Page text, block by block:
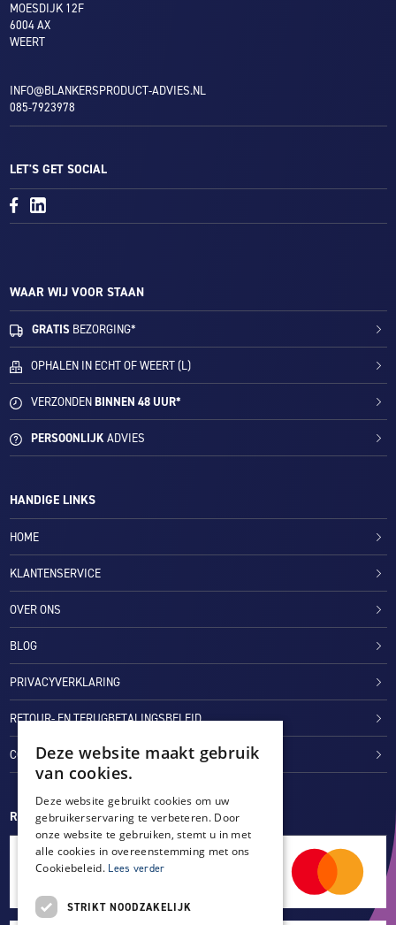
MOESDIJK 12F
6004 AX
WEERT
INFO@BLANKERSPRODUCT-ADVIES.NL
085-7923978
LET'S GET SOCIAL
WAAR WIJ VOOR STAAN
GRATIS BEZORGING*
OPHALEN IN ECHT OF WEERT (L)
VERZONDENBINNEN 48 UUR*
PERSOONLIJKADVIES
HANDIGE LINKS
HOME
KLANTENSERVICE
OVER ONS
BLOG
PRIVACYVERKLARING
RETOUR- EN TERUGBETALINGSBELEID
COOKIES
REVIEWMERK
Deze website maakt gebruik
van cookies.
Deze website gebruikt cookies om uw
gebruikerservaring te verbeteren. Door
onze website te gebruiken, stemt u in met
alle cookies in overeenstemming met ons
Cookiebeleid. Lees verder
STRIKT NOODZAKELIJK